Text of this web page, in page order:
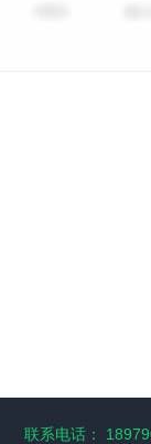
联系电话：